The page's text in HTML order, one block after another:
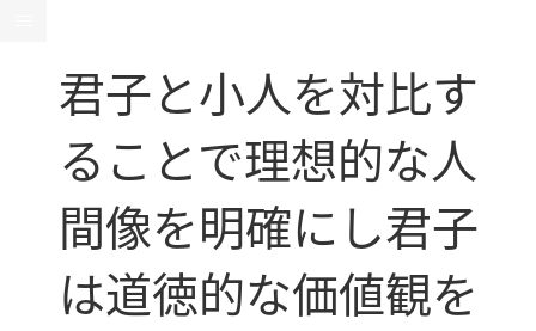
君子と小人を対比す
ることで理想的な人
間像を明確にし君子
は道徳的な価値観を